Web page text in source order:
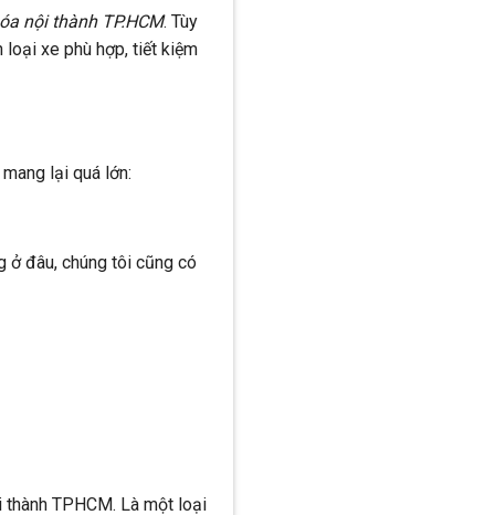
nội thành TP.HCM. Tùy
loại xe phù hợp, tiết kiệm
lại quá lớn:
ở đâu, chúng tôi cũng có
TPHCM. Là một loại